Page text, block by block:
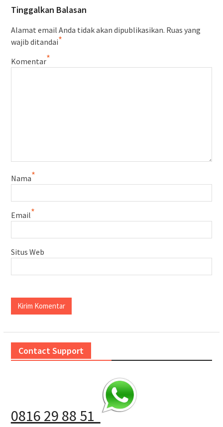
Tinggalkan Balasan
Alamat email Anda tidak akan dipublikasikan. Ruas yang
wajib ditandai*
Komentar*
Nama*
Email*
Situs Web
Contact Support
0816 29 88 51